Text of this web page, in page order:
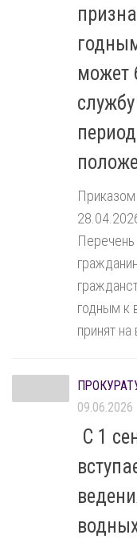
может
Перечень
годным к
принят
09.06.2026
С 1